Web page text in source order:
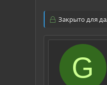
о
т
а
а
а
л
а
Закрыто для
G